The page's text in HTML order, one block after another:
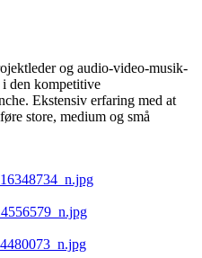
og audio-video-musik-
i den kompetitive
Ekstensiv erfaring med at
store, medium og små